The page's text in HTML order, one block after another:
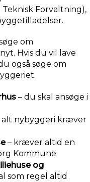
Forvaltning),
om
Hvis du vil lave
også søge om
– du skal ansøge i
nybyggeri kræver
– kræver altid en
Kommune
og
som regel altid